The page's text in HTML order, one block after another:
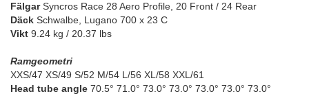
FälgarSyncros Race 28 Aero Profile, 20 Front / 24 Rear
Däck Schwalbe, Lugano 700 x 23 C
Vikt 9.24 kg / 20.37 lbs
Ramgeometri
XXS/47 XS/49 S/52 M/54 L/56 XL/58 XXL/61
Head tube angle 70.5° 71.0° 73.0° 73.0° 73.0° 73.0° 73.0°